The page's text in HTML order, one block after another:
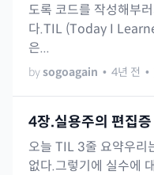
도록 코드를 작성해부
다.TIL (Today I
은...
by sogoagain • 4년 전 •
4장.실용주의 편집증
오늘 TIL 3줄 요약우리
없다.그렇기에 실수에